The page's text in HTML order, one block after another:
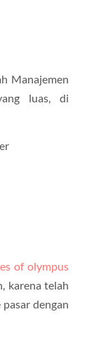
Manajemen
luas, di
of olympus
karena telah
dengan